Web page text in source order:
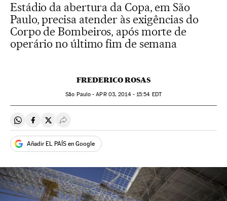
Estádio da abertura da Copa, em São
Paulo, precisa atender às exigências do
Corpo de Bombeiros, após morte de
operário no último fim de semana
FREDERICO ROSAS
São Paulo -APR03, 2014 - 15:54 EDT
Compartir en Whatsapp
Compartir en Facebook
Compartir en Twitter
Desplegar Redes Sociales
Añadir EL PAÍS en Google